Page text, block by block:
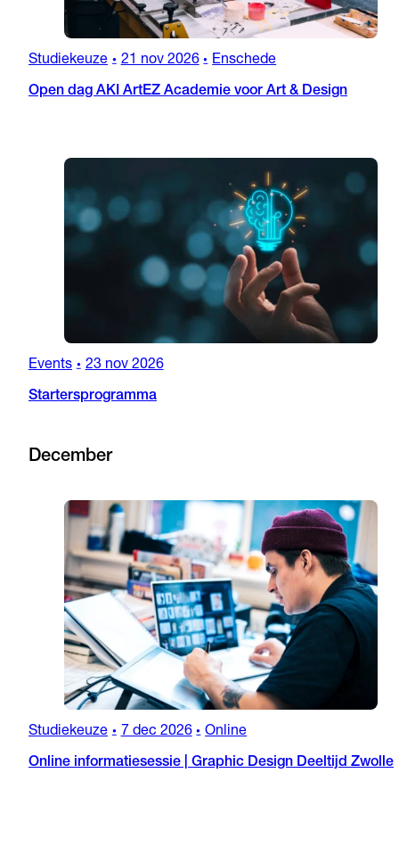
Studiekeuze • 21 nov 2026 • Enschede
Open dag AKI ArtEZ Academie voor Art & Design
Events • 23 nov 2026
Startersprogramma
December
Studiekeuze • 7 dec 2026 • Online
Online informatiesessie | Graphic Design Deeltijd Zwolle